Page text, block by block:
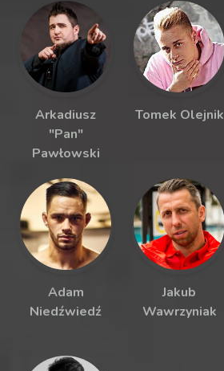
Arkadiusz
"Pan"
Pawłowski
Tomek Olejnik
Adam
Niedźwiedź
Jakub
Wawrzyniak